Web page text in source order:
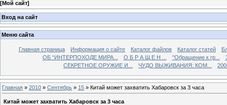
[Мой сайт]
Вход на сайт
Меню сайта
Главная страница Информация о сайте Каталог файлов Каталог статей
ОБ “ИНТЕРПОХОДЕ МИРА...
О Б Р А Щ Е Н ... "Обращение к гр...
СЕКРЕТНОЕ ОРУЖИЕ И...
ЧУДО ВЫЖИВАНИЯ: КОМ...
Главная » 2010 » Сентябрь » 15 » Китай может захватить Хабаровск за 3 часа
Китай может захватить Хабаровск за 3 часа